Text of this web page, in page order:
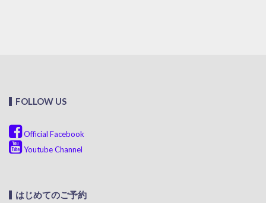
FOLLOW US
Official Facebook
Youtube Channel
はじめてのご予約